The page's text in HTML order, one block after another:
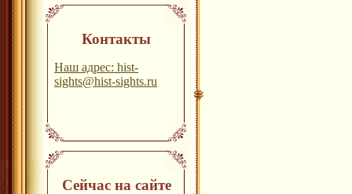
Контакты
Наш адрес: hist-
sights@hist-sights.ru
Сейчас на сайте